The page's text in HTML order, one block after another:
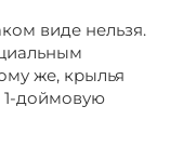
виде нельзя.
же, крылья
1-доймовую